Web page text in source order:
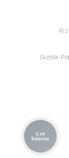
©
Gizlilik
Çok
Satanlar